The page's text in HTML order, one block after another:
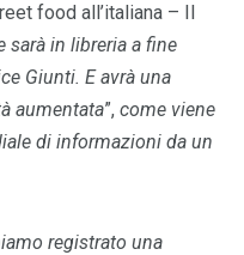
food all’italiana – Il
sarà in libreria a fine
Giunti. E avrà una
aumentata”, come viene
di informazioni da un
registrato una